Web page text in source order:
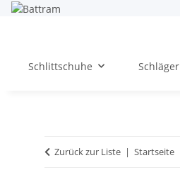
Schlittschuhe Schläger
Zurück zur Liste Startseite